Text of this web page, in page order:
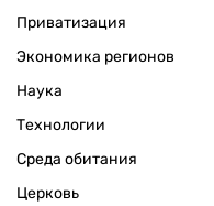
Приватизация
Экономика регионов
Наука
Технологии
Среда обитания
Церковь